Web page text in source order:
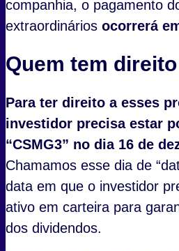
companhia, o pagamento
extraordinários ocorrerá
Quem tem
Para ter direito a esses
investidor precisa estar
“CSMG3” no dia 16 de
Chamamos esse dia de
data em que o investidor
ativo em carteira para
dos dividendos.